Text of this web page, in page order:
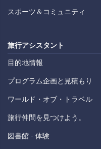
スポーツ＆コミュニティ
旅行アシスタント
目的地情報
プログラム企画と見積もり
ワールド・オブ・トラベル
旅行仲間を見つけよう。
図書館 - 体験